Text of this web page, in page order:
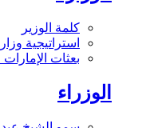
كلمة الوزير
استراتيجية
بعثات
الوزراء